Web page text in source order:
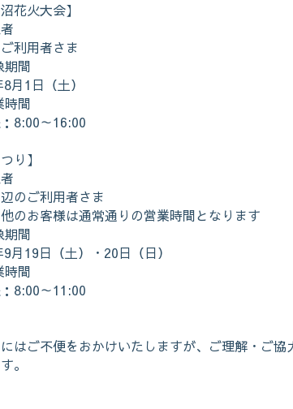
花火大会】
利用者さま
間
月1日（土）
間
8:00～16:00
り】
のご利用者さま
のお客様は通常通りの営業時間となります
間
月19日（土）・20日（日）
間
8:00～11:00
はご不便をおかけいたしますが、ご理解・ご協
。